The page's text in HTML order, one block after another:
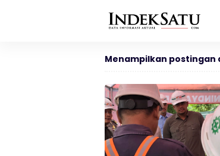
Menampilkan postingan